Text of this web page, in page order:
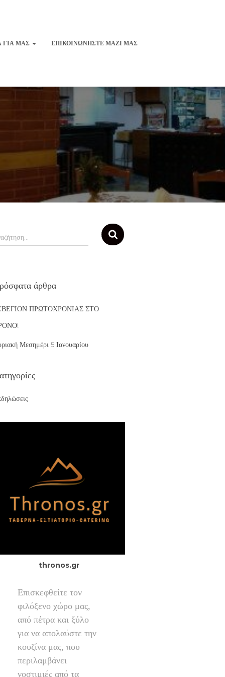
ΓΙΑ ΜΑΣ ΕΠΙΚΟΙΝΩΝΉΣΤΕ ΜΑΖΊ ΜΑΣ
άρθρα
ΠΡΩΤΟΧΡΟΝΙΑΣ ΣΤΟ
Μεσημέρι 5 Ιανουαρίου
thronos.gr
Επισκεφθείτε τον
φιλόξενο χώρο μας,
από πέτρα και ξύλο
για να απολαύστε την
κουζίνα μας, που
περιλαμβάνει
νοστιμιές από τα